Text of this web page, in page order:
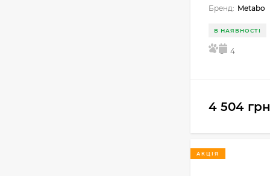
Бренд: Metabo
В НАЯВНОСТІ
5 4
4 504
АКЦІЯ